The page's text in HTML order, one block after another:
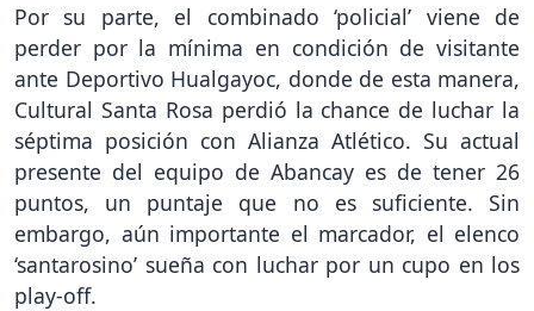
Por su parte, el combinado ‘policial’ viene de
perder por la mínima en condición de visitante
ante Deportivo Hualgayoc, donde de esta manera,
Cultural Santa Rosa perdió la chance de luchar la
séptima posición con Alianza Atlético. Su actual
presente del equipo de Abancay es de tener 26
puntos, un puntaje que no es suficiente. Sin
embargo, aún importante el marcador, el elenco
‘santarosino’ sueña con luchar por un cupo en los
play-off.